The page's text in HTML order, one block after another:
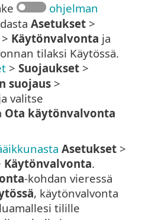
ohjelman
Asetukset >
> Käytönvalvonta ja
tilaksi Käytössä.
> Suojaukset >
suojaus >
valitse
Ota käytönvalvonta
Asetukset >
Käytönvalvonta.
-kohdan vieressä
, käytönvalvonta
tilille